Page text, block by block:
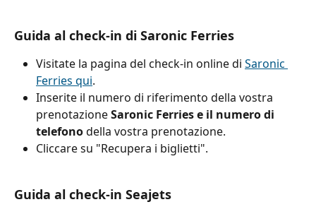
Guida al check-in di Saronic Ferries
Visitate la pagina del check-in online di Saronic
Ferries qui.
Inserite il numero di riferimento della vostra
prenotazione Saronic Ferries e il numero di
telefono della vostra prenotazione.
Cliccare su "Recupera i biglietti".
Guida al check-in Seajets